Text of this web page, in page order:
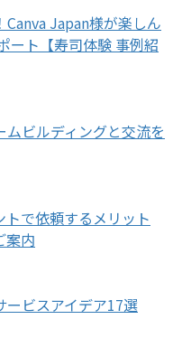
Japan様が楽しん
ート【寿司体験 事例紹
ビルディングと交流を
トで依頼するメリット
案内
ービスアイデア17選